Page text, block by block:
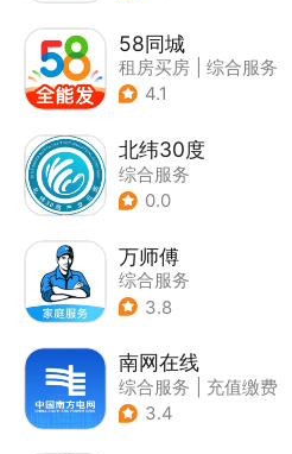
58同城
租房买房
综合服务
4.1
北纬30度
综合服务
0.0
万师傅
综合服务
3.8
南网在线
综合服务
充值缴费
3.4